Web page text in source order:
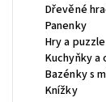
Dřevěné
Panenky
Hry a puzzle
Kuchyňky a
Bazénky s
Knížky